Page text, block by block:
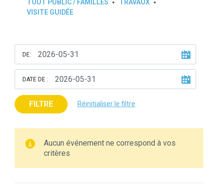
TOUT PUBLIC / FAMILLES
TRAVAUX
VISITE GUIDÉE
DE:
DATE DE :
FILTRE Réinitialiser le filtre
Aucun événement ne correspond à vos
critères